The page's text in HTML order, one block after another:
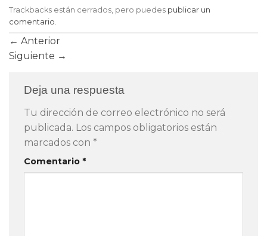
Trackbacks están cerrados, pero puedes publicar un
comentario
← Anterior
Siguiente →
Deja una respuesta
Tu dirección de correo electrónico no será
publicada. Los campos obligatorios están
marcados con *
Comentario *